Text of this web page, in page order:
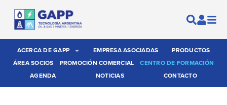
ACERCA DE GAPP EMPRESA ASOCIADAS
PRODUCTOS
ÁREA SOCIOS
PROMOCIÓN COMERCIAL
CENTRO DE FORMACIÓN
AGENDA
NOTICIAS CONTACTO